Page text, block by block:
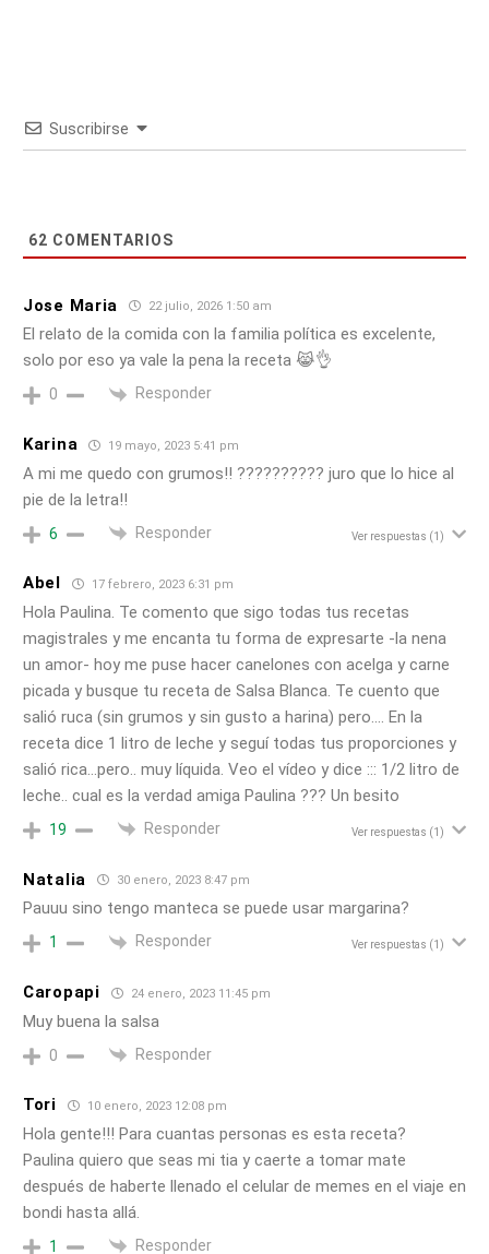
Suscribirse
62 COMENTARIOS
Jose Maria 22 julio, 2026 1:50 am
El relato de la comida con la familia política es excelente,
solo por eso ya vale la pena la receta 😹👌
0 Responder
Karina 19 mayo, 2023 5:41 pm
A mi me quedo con grumos!! ?????????? juro que lo hice al
pie de la letra!!
6 Responder Ver respuestas (1)
Abel 17 febrero, 2023 6:31 pm
Hola Paulina. Te comento que sigo todas tus recetas
magistrales y me encanta tu forma de expresarte -la nena
un amor- hoy me puse hacer canelones con acelga y carne
picada y busque tu receta de Salsa Blanca. Te cuento que
salió ruca (sin grumos y sin gusto a harina) pero…. En la
receta dice 1 litro de leche y seguí todas tus proporciones y
salió rica…pero.. muy líquida. Veo el vídeo y dice ::: 1/2 litro de
leche.. cual es la verdad amiga Paulina ??? Un besito
19 Responder Ver respuestas (1)
Natalia 30 enero, 2023 8:47 pm
Pauuu sino tengo manteca se puede usar margarina?
1 Responder Ver respuestas (1)
Caropapi 24 enero, 2023 11:45 pm
Muy buena la salsa
0 Responder
Tori 10 enero, 2023 12:08 pm
Hola gente!!! Para cuantas personas es esta receta?
Paulina quiero que seas mi tia y caerte a tomar mate
después de haberte llenado el celular de memes en el viaje en
bondi hasta allá.
1 Responder